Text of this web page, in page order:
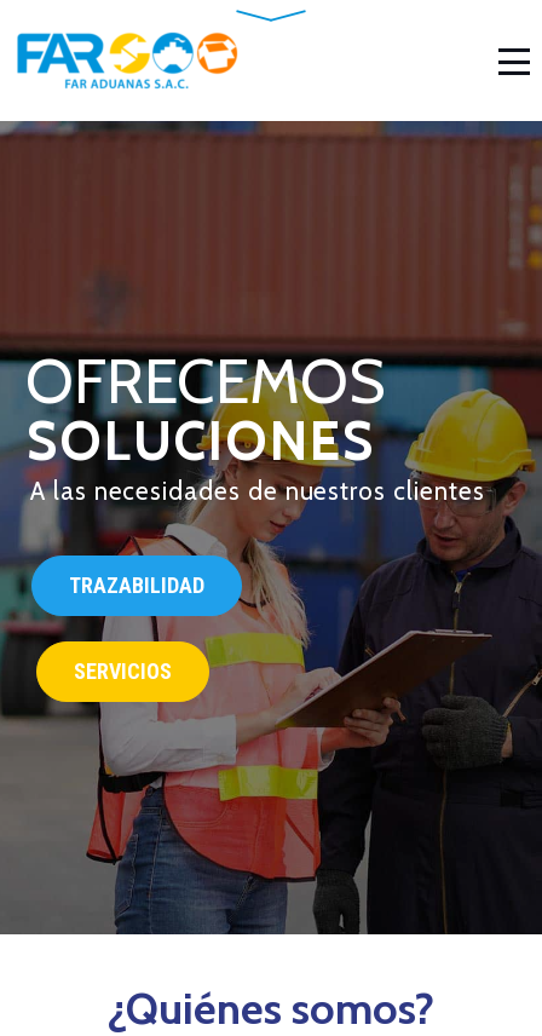
OFRECEMOS
SERVICIOS
A las necesidades de nuestros clientes
SOLUCIONES
TRAZABILIDAD
¿Quiénes somos?